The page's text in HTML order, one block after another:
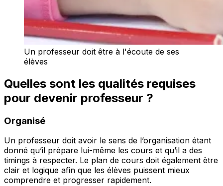
Un professeur doit être à l'écoute de ses
élèves
Quelles sont les qualités requises
pour devenir professeur ?
Organisé
Un professeur doit avoir le sens de l’organisation étant
donné qu’il prépare lui-même les cours et qu’il a des
timings à respecter. Le plan de cours doit également être
clair et logique afin que les élèves puissent mieux
comprendre et progresser rapidement.